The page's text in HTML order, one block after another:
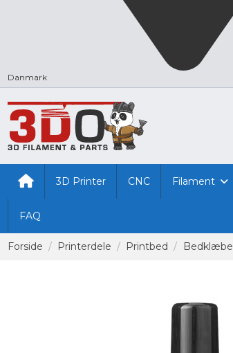
Danmark
3D Printer CNC Filament
FAQ
Forside Printerdele Printbed